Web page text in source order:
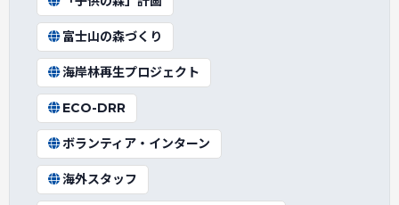
富士山の森づくり
海岸林再生プロジェクト
ECO-DRR
ボランティア・インターン
海外スタッフ